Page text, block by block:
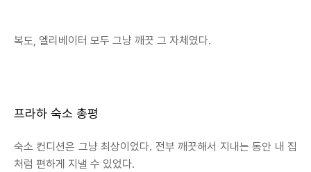
복도, 엘리베이터 모두 그냥 깨끗 그 자체였다.
프라하 숙소 총평
숙소 컨디션은 그냥 최상이었다. 전부 깨끗해서 지내는 동안 내 집
처럼 편하게 지낼 수 있었다.